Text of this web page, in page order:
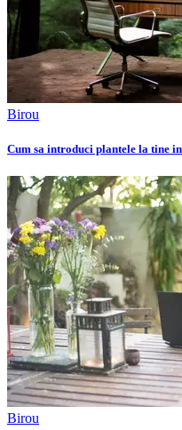
Birou
Cum sa introduci plantele la tine
Birou